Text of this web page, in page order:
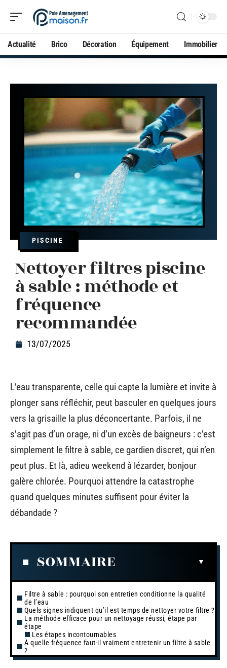
Actualité Brico Décoration Équipement Immobilier
PISCINE
Nettoyer filtres piscine
à sable : méthode et
fréquence
recommandée
13/07/2025
L’eau transparente, celle qui capte la lumière et invite à
plonger sans réfléchir, peut basculer en quelques jours
vers la grisaille la plus déconcertante. Parfois, il ne
s’agit pas d’un orage, ni d’un excès de baigneurs : c’est
simplement le filtre à sable, ce gardien discret, qui n’en
peut plus. Et là, adieu weekend à lézarder, bonjour
galère chlorée. Pourquoi attendre la catastrophe
quand quelques minutes suffisent pour éviter la
débandade ?
SOMMAIRE
Filtre à sable : pourquoi son entretien conditionne la qualité
de l’eau
Quels signes indiquent qu’il est temps de nettoyer votre filtre ?
La méthode efficace pour un nettoyage réussi, étape par
étape
Les étapes incontournables
À quelle fréquence faut-il vraiment entretenir un filtre à sable
?